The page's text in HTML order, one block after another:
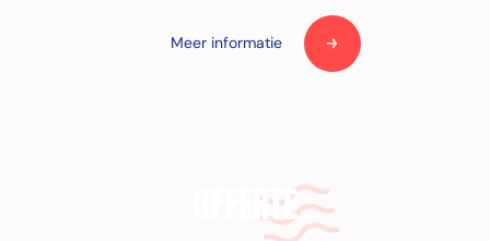
Meer informatie
OFFERTE